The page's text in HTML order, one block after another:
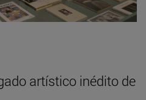
artístico inédito de